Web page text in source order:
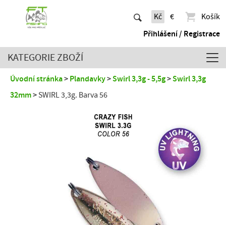
Kč €
Košík
Přihlášení / Registrace
KATEGORIE ZBOŽÍ
Úvodní stránka Plandavky Swirl 3,3g - 5,5g
Swirl 3,3g
32mm
SWIRL 3,3g. Barva 56